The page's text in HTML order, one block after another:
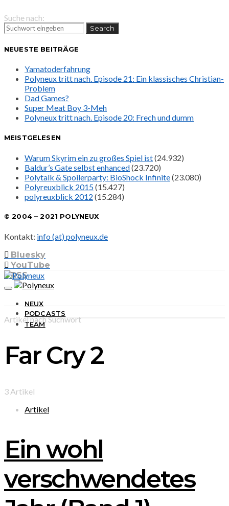
Suche nach:
Search
NEUESTE BEITRÄGE
Yamatoderfahrung
Polyneux tritt nach. Episode 21: Ein klassisches Christian-
Problem
Dad Games?
Super Meat Boy 3-Meh
Polyneux tritt nach. Episode 20: Frech und dumm
MEISTGELESEN
Warum Skyrim ein zu großes Spiel ist(24.932)
Baldur’s Gate selbst enhanced(23.720)
Polytalk & Spoilerparty: BioShock Infinite(23.080)
Polyreuxblick 2015(15.427)
polyreuxblick 2012 (15.284)
© 2004 – 2021 POLYNEUX
Kontakt: info (at) polyneux.de
Bluesky
YouTube
RSS
NEUX
PODCASTS
TEAM
Artikel nach Suchwort
Far Cry 2
3 Artikel
Artikel
Ein wohl
verschwendetes